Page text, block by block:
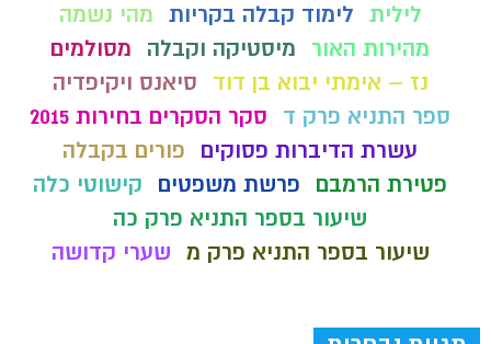
לילית לימוד קבלה בקריות מהי נשמה
מהירות האור
מיסטיקה וקבלה
מסולמים
נז – אימתי יבוא בן דוד
סיאנס ויקיפדיה
ספר התניא פרק ד
סקר הסקרים בחירות 2015
עשרת הדיברות פסוקים
פורים בקבלה
פטירת הרמבם
פרשת משפטים
קישוטי כלה
שיעור בספר התניא פרק כה
שיעור בספר התניא פרק מ שערי קדושה